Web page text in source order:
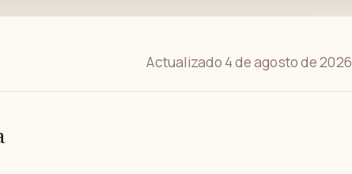
Actualizado 4 de agosto de 2026